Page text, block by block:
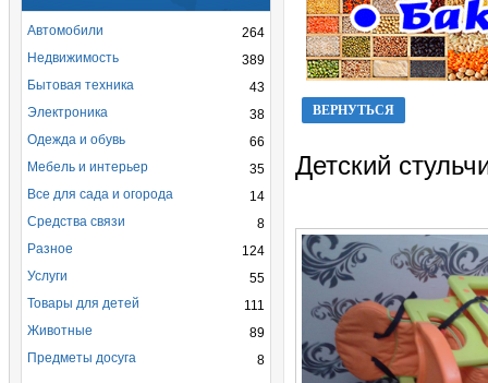
ВЕРНУТЬСЯ
Детский
264
Автомобили
389
Недвижимость
43
Бытовая техника
38
Электроника
66
Одежда и обувь
35
Мебель и интерьер
14
Все для сада и огорода
8
Средства связи
124
Разное
55
Услуги
111
Товары для детей
89
Животные
8
Предметы досуга